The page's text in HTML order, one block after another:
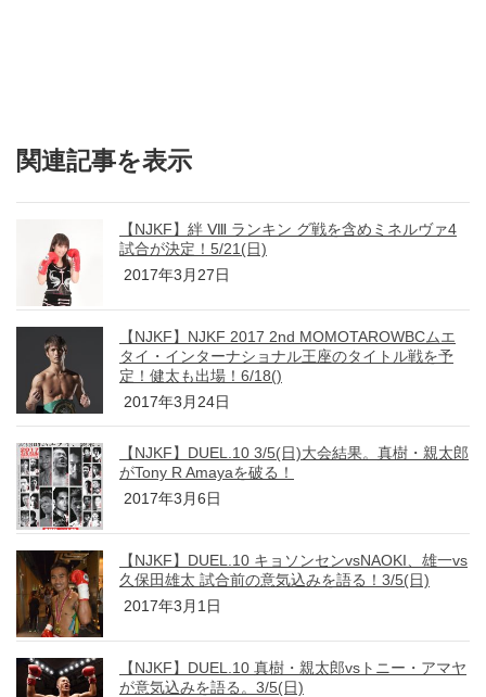
関連記事を表示
【NJKF】絆 Ⅷ ランキン グ戦を含めミネルヴァ4
試合が決定！5/21(日)
2017年3月27日
【NJKF】NJKF 2017 2nd MOMOTAROWBCムエ
タイ・インターナショナル王座のタイトル戦を予
定！健太も出場！6/18()
2017年3月24日
【NJKF】DUEL.10 3/5(日)大会結果。真樹・親太郎
がTony R Amayaを破る！
2017年3月6日
【NJKF】DUEL.10 キョソンセンvsNAOKI、雄一vs
久保田雄太 試合前の意気込みを語る！3/5(日)
2017年3月1日
【NJKF】DUEL.10 真樹・親太郎vsトニー・アマヤ
が意気込みを語る。3/5(日)